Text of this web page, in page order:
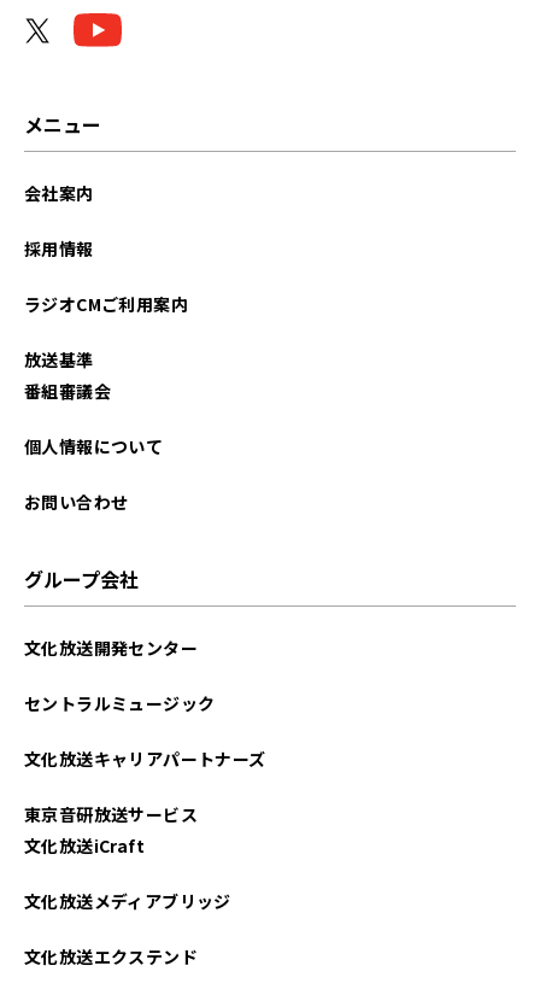
メニュー
会社案内
採用情報
ラジオCMご利用案内
放送基準
番組審議会
個人情報について
お問い合わせ
グループ会社
文化放送開発センター
セントラルミュージック
文化放送キャリアパートナーズ
東京音研放送サービス
文化放送iCraft
文化放送メディアブリッジ
文化放送エクステンド